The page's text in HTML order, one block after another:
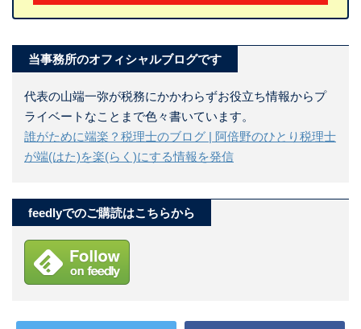
当事務所のオフィシャルブログです
代表の山端一弥が税務にかかわらずお役立ち情報からプ
ライベートなことまで色々書いています。
誰がために端楽？税理士のブログ | 阿倍野のひとり税理士
が端(はた)を楽(らく)にする情報を発信
feedlyでのご購読はこちらから